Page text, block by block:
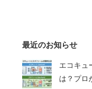
最近のお知らせ
エコキュ
は？プロ